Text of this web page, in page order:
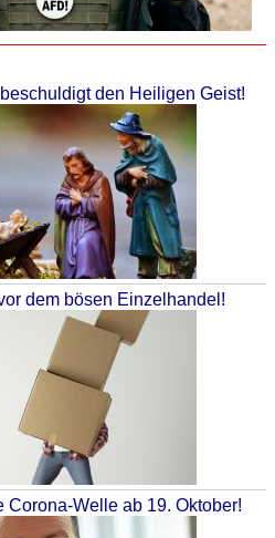
den Heiligen Geist!
dem bösen Einzelhandel!
Corona-Welle ab 19. Oktober!